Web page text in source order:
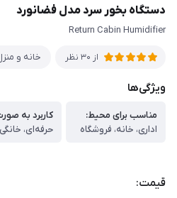
دستگاه بخور سرد مدل فضانورد
Return Cabin Humidifier
از 30 نظر خانه و
ویژگی‌ها
مناسب برای محیط:
اداری، خانه، فروشگاه
کاربرد به
حرفه‌ای،
قیمت: